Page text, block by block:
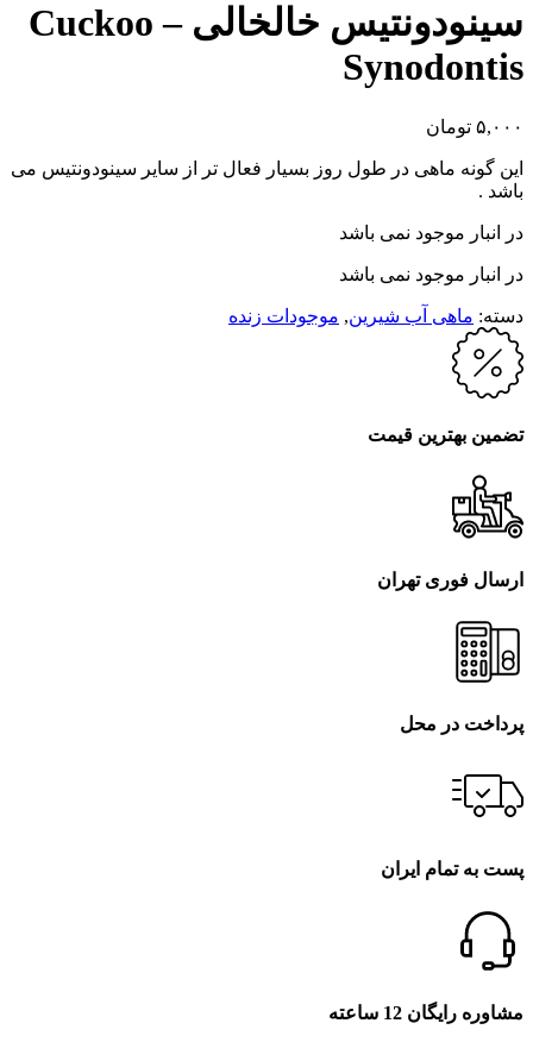
سینودونتیس خالخالی – Cuckoo
Synodontis
۵,۰۰۰ تومان
این گونه ماهی در طول روز بسیار فعال تر از سایر سینودونتیس می
باشد .
در انبار موجود نمی باشد
در انبار موجود نمی باشد
دسته: ماهی آب شیرین, موجودات زنده
تضمین بهترین قیمت
ارسال فوری تهران
پرداخت در محل
پست به تمام ایران
مشاوره رایگان 12 ساعته